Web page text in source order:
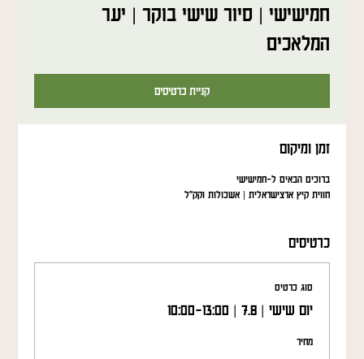
חמישישי | סיור שישי בוקר | יער
המלאכים
קניית כרטיסים
זמן ומיקום
ברוכים הבאים ל-חמישישי
חווית קיץ ארצישראלית | אשכולות וקק"ל
כרטיסים
סוג כרטיס
יום שישי | 7.8 | 10:00-13:00
מחיר